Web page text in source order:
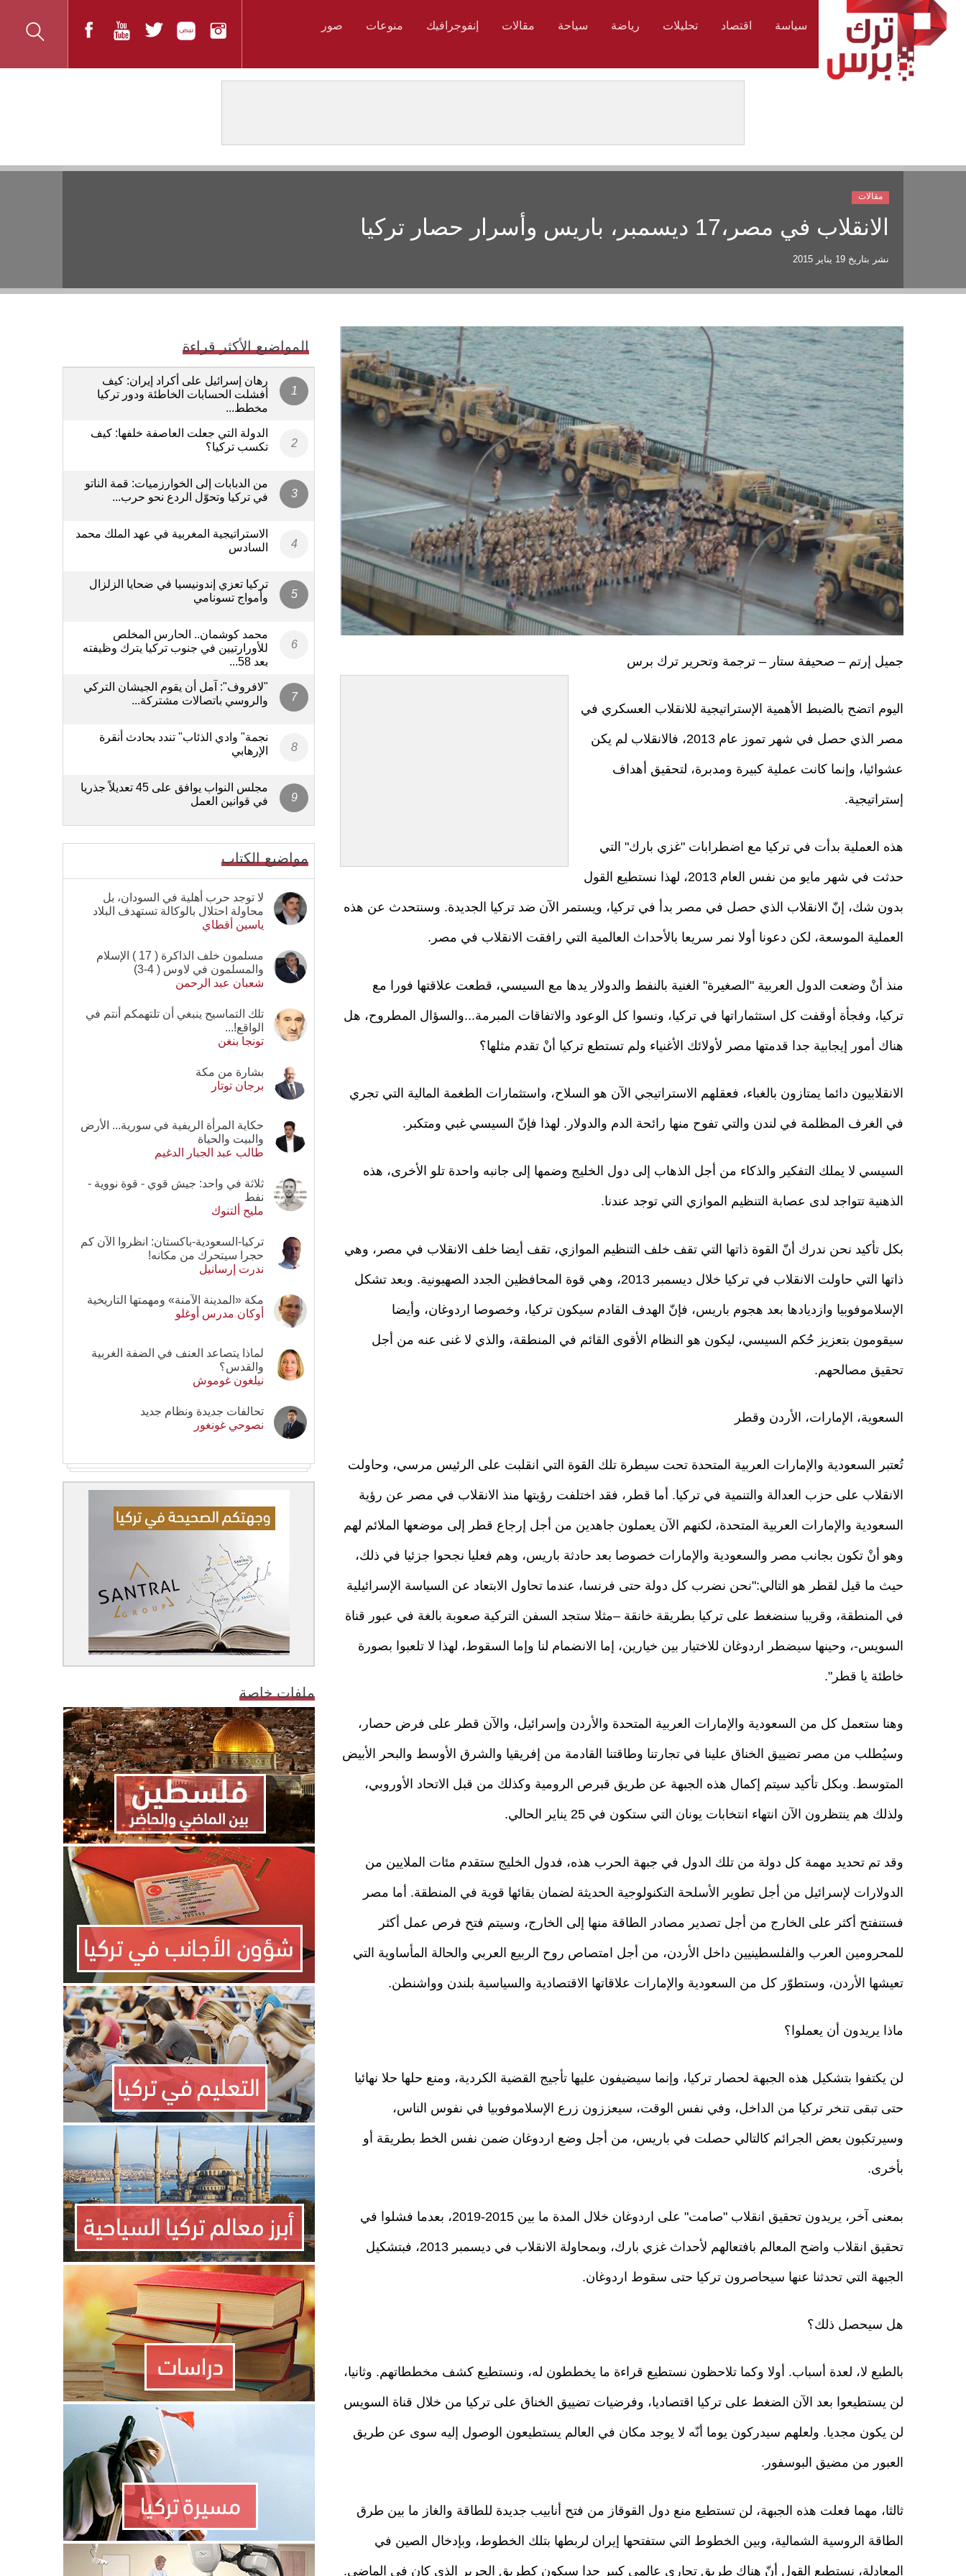
سياسة اقتصاد تحليلات رياضة سياحة مقالات إنفوجرافيك منوعات صور
الانقلاب في مصر،17 ديسمبر، باريس وأسرار حصار تركيا
نشر بتاريخ 19 يناير 2015
مقالات
جميل إرتم – صحيفة ستار – ترجمة وتحرير ترك برس
اليوم اتضح بالضبط الأهمية الإستراتيجية للانقلاب العسكري في
مصر الذي حصل في شهر تموز عام 2013، فالانقلاب لم يكن
عشوائيا، وإنما كانت عملية كبيرة ومدبرة، لتحقيق أهداف
إستراتيجية.
هذه العملية بدأت في تركيا مع اضطرابات "غزي بارك" التي
حدثت في شهر مايو من نفس العام 2013، لهذا نستطيع القول
بدون شك، إنّ الانقلاب الذي حصل في مصر بدأ في تركيا، ويستمر الآن ضد تركيا الجديدة. وسنتحدث عن هذه
العملية الموسعة، لكن دعونا أولا نمر سريعا بالأحداث العالمية التي رافقت الانقلاب في مصر.
منذ أنْ وضعت الدول العربية "الصغيرة" الغنية بالنفط والدولار يدها مع السيسي، قطعت علاقتها فورا مع
تركيا، وفجأة أوقفت كل استثماراتها في تركيا، ونسوا كل الوعود والاتفاقات المبرمة...والسؤال المطروح، هل
هناك أمور إيجابية جدا قدمتها مصر لأولائك الأغنياء ولم تستطع تركيا أنْ تقدم مثلها؟
الانقلابيون دائما يمتازون بالغباء، فعقلهم الاستراتيجي الآن هو السلاح، واستثمارات الطغمة المالية التي تجري
في الغرف المظلمة في لندن والتي تفوح منها رائحة الدم والدولار. لهذا فإنّ السيسي غبي ومتكبر.
السيسي لا يملك التفكير والذكاء من أجل الذهاب إلى دول الخليج وضمها إلى جانبه واحدة تلو الأخرى، هذه
الذهنية تتواجد لدى عصابة التنظيم الموازي التي توجد عندنا.
بكل تأكيد نحن ندرك أنّ القوة ذاتها التي تقف خلف التنظيم الموازي، تقف أيضا خلف الانقلاب في مصر، وهي
ذاتها التي حاولت الانقلاب في تركيا خلال ديسمبر 2013، وهي قوة المحافظين الجدد الصهيونية. وبعد تشكل
الإسلاموفوبيا وازديادها بعد هجوم باريس، فإنّ الهدف القادم سيكون تركيا، وخصوصا اردوغان، وأيضا
سيقومون بتعزيز حُكم السيسي، ليكون هو النظام الأقوى القائم في المنطقة، والذي لا غنى عنه من أجل
تحقيق مصالحهم.
السعوية، الإمارات، الأردن وقطر
تُعتبر السعودية والإمارات العربية المتحدة تحت سيطرة تلك القوة التي انقلبت على الرئيس مرسي، وحاولت
الانقلاب على حزب العدالة والتنمية في تركيا. أما قطر، فقد اختلفت رؤيتها منذ الانقلاب في مصر عن رؤية
السعودية والإمارات العربية المتحدة، لكنهم الآن يعملون جاهدين من أجل إرجاع قطر إلى موضعها الملائم لهم
وهو أنْ تكون بجانب مصر والسعودية والإمارات خصوصا بعد حادثة باريس، وهم فعليا نجحوا جزئيا في ذلك،
حيث ما قيل لقطر هو التالي:"نحن نضرب كل دولة حتى فرنسا، عندما تحاول الابتعاد عن السياسة الإسرائيلية
في المنطقة، وقريبا سنضغط على تركيا بطريقة خانقة –مثلا ستجد السفن التركية صعوبة بالغة في عبور قناة
السويس-، وحينها سيضطر اردوغان للاختيار بين خيارين، إما الانضمام لنا وإما السقوط، لهذا لا تلعبوا بصورة
خاطئة يا قطر".
وهنا ستعمل كل من السعودية والإمارات العربية المتحدة والأردن وإسرائيل، والآن قطر على فرض حصار،
وسيُطلب من مصر تضييق الخناق علينا في تجارتنا وطاقتنا القادمة من إفريقيا والشرق الأوسط والبحر الأبيض
المتوسط. وبكل تأكيد سيتم إكمال هذه الجبهة عن طريق قبرص الرومية وكذلك من قبل الاتحاد الأوروبي،
ولذلك هم ينتظرون الآن انتهاء انتخابات يونان التي ستكون في 25 يناير الحالي.
وقد تم تحديد مهمة كل دولة من تلك الدول في جبهة الحرب هذه، فدول الخليج ستقدم مئات الملايين من
الدولارات لإسرائيل من أجل تطوير الأسلحة التكنولوجية الحديثة لضمان بقائها قوية في المنطقة. أما مصر
فستنفتح أكثر على الخارج من أجل تصدير مصادر الطاقة منها إلى الخارج، وسيتم فتح فرص عمل أكثر
للمحرومين العرب والفلسطينيين داخل الأردن، من أجل امتصاص روح الربيع العربي والحالة المأساوية التي
تعيشها الأردن، وستطوّر كل من السعودية والإمارات علاقاتها الاقتصادية والسياسية بلندن وواشنطن.
ماذا يريدون أن يعملوا؟
لن يكتفوا بتشكيل هذه الجبهة لحصار تركيا، وإنما سيضيفون عليها تأجيج القضية الكردية، ومنع حلها حلا نهائيا
حتى تبقى تنخر تركيا من الداخل، وفي نفس الوقت، سيعززون زرع الإسلاموفوبيا في نفوس الناس،
وسيرتكبون بعض الجرائم كالتالي حصلت في باريس، من أجل وضع اردوغان ضمن نفس الخط بطريقة أو
بأخرى.
بمعنى آخر، يريدون تحقيق انقلاب "صامت" على اردوغان خلال المدة ما بين 2015-2019، بعدما فشلوا في
تحقيق انقلاب واضح المعالم بافتعالهم لأحداث غزي بارك، وبمحاولة الانقلاب في ديسمبر 2013، فبتشكيل
الجبهة التي تحدثنا عنها سيحاصرون تركيا حتى سقوط اردوغان.
هل سيحصل ذلك؟
بالطبع لا، لعدة أسباب. أولا وكما تلاحظون نستطيع قراءة ما يخططون له، ونستطيع كشف مخططاتهم. وثانيا،
لن يستطيعوا بعد الآن الضغط على تركيا اقتصاديا، وفرضيات تضييق الخناق على تركيا من خلال قناة السويس
لن يكون مجديا. ولعلهم سيدركون يوما أنّه لا يوجد مكان في العالم يستطيعون الوصول إليه سوى عن طريق
العبور من مضيق البوسفور.
ثالثا، مهما فعلت هذه الجبهة، لن تستطيع منع دول القوقاز من فتح أنابيب جديدة للطاقة والغاز ما بين طرق
الطاقة الروسية الشمالية، وبين الخطوط التي ستفتحها إيران لربطها بتلك الخطوط، وبإدخال الصين في
المعادلة، نستطيع القول أنّ هناك طريق تجاري عالمي كبير جدا سيكون كطريق الحرير الذي كان في الماضي.
المواضيع الأكثر قراءة
رهان إسرائيل على أكراد إيران: كيف
أفشلت الحسابات الخاطئة ودور تركيا
مخطط...
الدولة التي جعلت العاصفة خلفها: كيف
تكسب تركيا؟
من الدبابات إلى الخوارزميات: قمة الناتو
في تركيا وتحوّل الردع نحو حرب...
الاستراتيجية المغربية في عهد الملك محمد
السادس
تركيا تعزي إندونيسيا في ضحايا الزلزال
وأمواج تسونامي
محمد كوشمان.. الحارس المخلص
للأورارتيين في جنوب تركيا يترك وظيفته
بعد 58...
"لافروف": آمل أن يقوم الجيشان التركي
والروسي باتصالات مشتركة...
نجمة" وادي الذئاب" تندد بحادث أنقرة
الإرهابي
مجلس النواب يوافق على 45 تعديلاً جذريا
في قوانين العمل
مواضيع الكتاب
لا توجد حرب أهلية في السودان، بل
محاولة احتلال بالوكالة تستهدف البلاد
ياسين أقطاي
مسلمون خلف الذاكرة ( 17 ) الإسلام
والمسلمون في لاوس ( 4-3)
شعبان عبد الرحمن
تلك التماسيح ينبغي أن تلتهمكم أنتم في
الواقع!...
تونجا بنغن
بشارة من مكة
برجان توتار
حكاية المرأة الريفية في سورية... الأرض
والبيت والحياة
طالب عبد الجبار الدغيم
ثلاثة في واحد: جيش قوي - قوة نووية -
نفط
مليح ألتنوك
تركيا-السعودية-باكستان: انظروا الآن كم
حجرا سيتحرك من مكانه!
ندرت إرسانيل
مكة «المدينة الآمنة» ومهمتها التاريخية
أوكان مدرس أوغلو
لماذا يتصاعد العنف في الضفة الغربية
والقدس؟
نيلغون غوموش
تحالفات جديدة ونظام جديد
نصوحي غونغور
ملفات خاصة